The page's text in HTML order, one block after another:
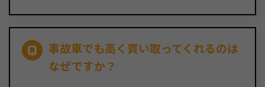
事故車でも高く買い取ってくれるのは
なぜですか？